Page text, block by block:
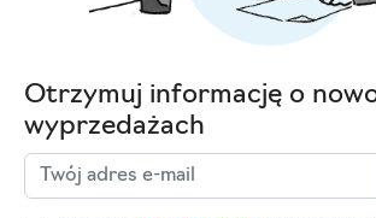
Otrzymuj informację o
wyprzedażach